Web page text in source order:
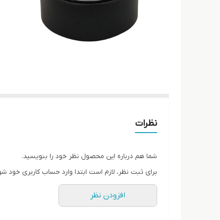
نظرات
شما هم درباره این محصول نظر خود را بنویسید.
برای ثبت نظر، لازم است ابتدا وارد حساب کاربری خود
افزودن نظر